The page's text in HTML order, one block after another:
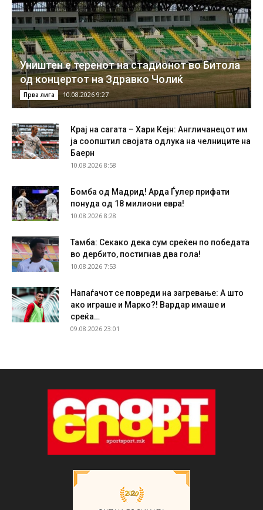
Уништен е теренот на стадионот во Битола
од концертот на Здравко Чолиќ
Прва лига 10.08.2026 9:27
Крај на сагата – Хари Кејн: Англичанецот им
ја соопштил својата одлука на челниците на
Баерн
10.08.2026 8:58
Бомба од Мадрид! Арда Ѓулер прифати
понуда од 18 милиони евра!
10.08.2026 8:28
Тамба: Секако дека сум среќен по победата
во дербито, постигнав два гола!
10.08.2026 7:53
Напаѓачот се повреди на загревање: А што
ако играше и Марко?! Вардар имаше и
среќа…
09.08.2026 23:01